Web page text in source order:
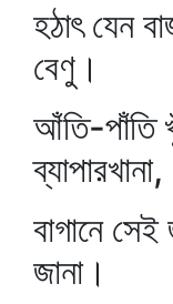
হঠাৎ যেন
বেণু।
আঁতি-পাঁতি
ব্যাপারখানা,
বাগানে
জানা।